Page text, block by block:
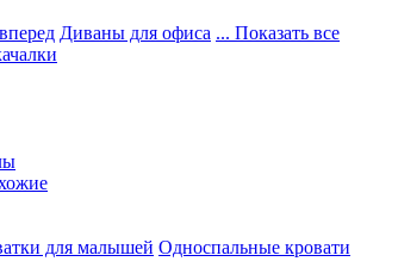
Диваны для офиса ... Показать все
для малышей Односпальные кровати